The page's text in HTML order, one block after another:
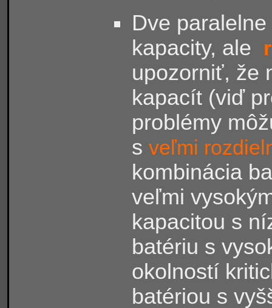
Dve
kapacity, ale
upozorniť, že
kapacít (viď
problémy
s veľmi
kombinácia
veľmi
kapacitou s
batériu s
okolností
batériou s